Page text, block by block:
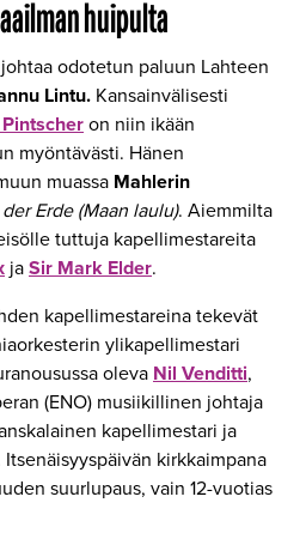
huipulta
odotetun paluun Lahteen
Lintu. Kansainvälisesti
on niin ikään
myöntävästi. Hänen
muassa Mahlerin
Erde (Maan laulu). Aiemmilta
tuttuja kapellimestareita
jaSir Mark Elder.
kapellimestareina tekevät
ylikapellimestari
oleva Nil Venditti,
(ENO) musiikillinen johtaja
kapellimestari ja
Itsenäisyyspäivän kirkkaimpana
suurlupaus, vain 12-vuotias